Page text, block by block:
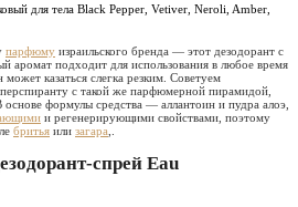
для тела Black Pepper, Vetiver, Neroli, Amber,
парфюму израильского бренда — этот дезодорант с
аромат подходит для использования в любое время
казаться слегка резким. Советуем
с такой же парфюмерной пирамидой,
формулы средства — аллантоин и пудра алоэ,
и регенерирующими свойствами, поэтому
бритья или загара
спрей Eau